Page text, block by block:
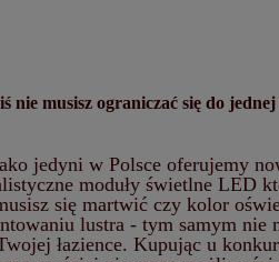
nie musisz ograniczać się do
jedyni w Polsce oferujemy
moduły świetlne LED
się martwić czy kolor
lustra - tym samym nie
łazience. Kupując u